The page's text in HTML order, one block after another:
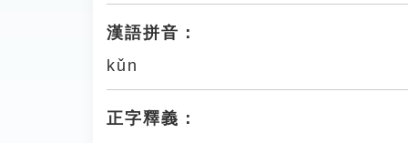
漢語拼音：
kǔn
正字釋義：